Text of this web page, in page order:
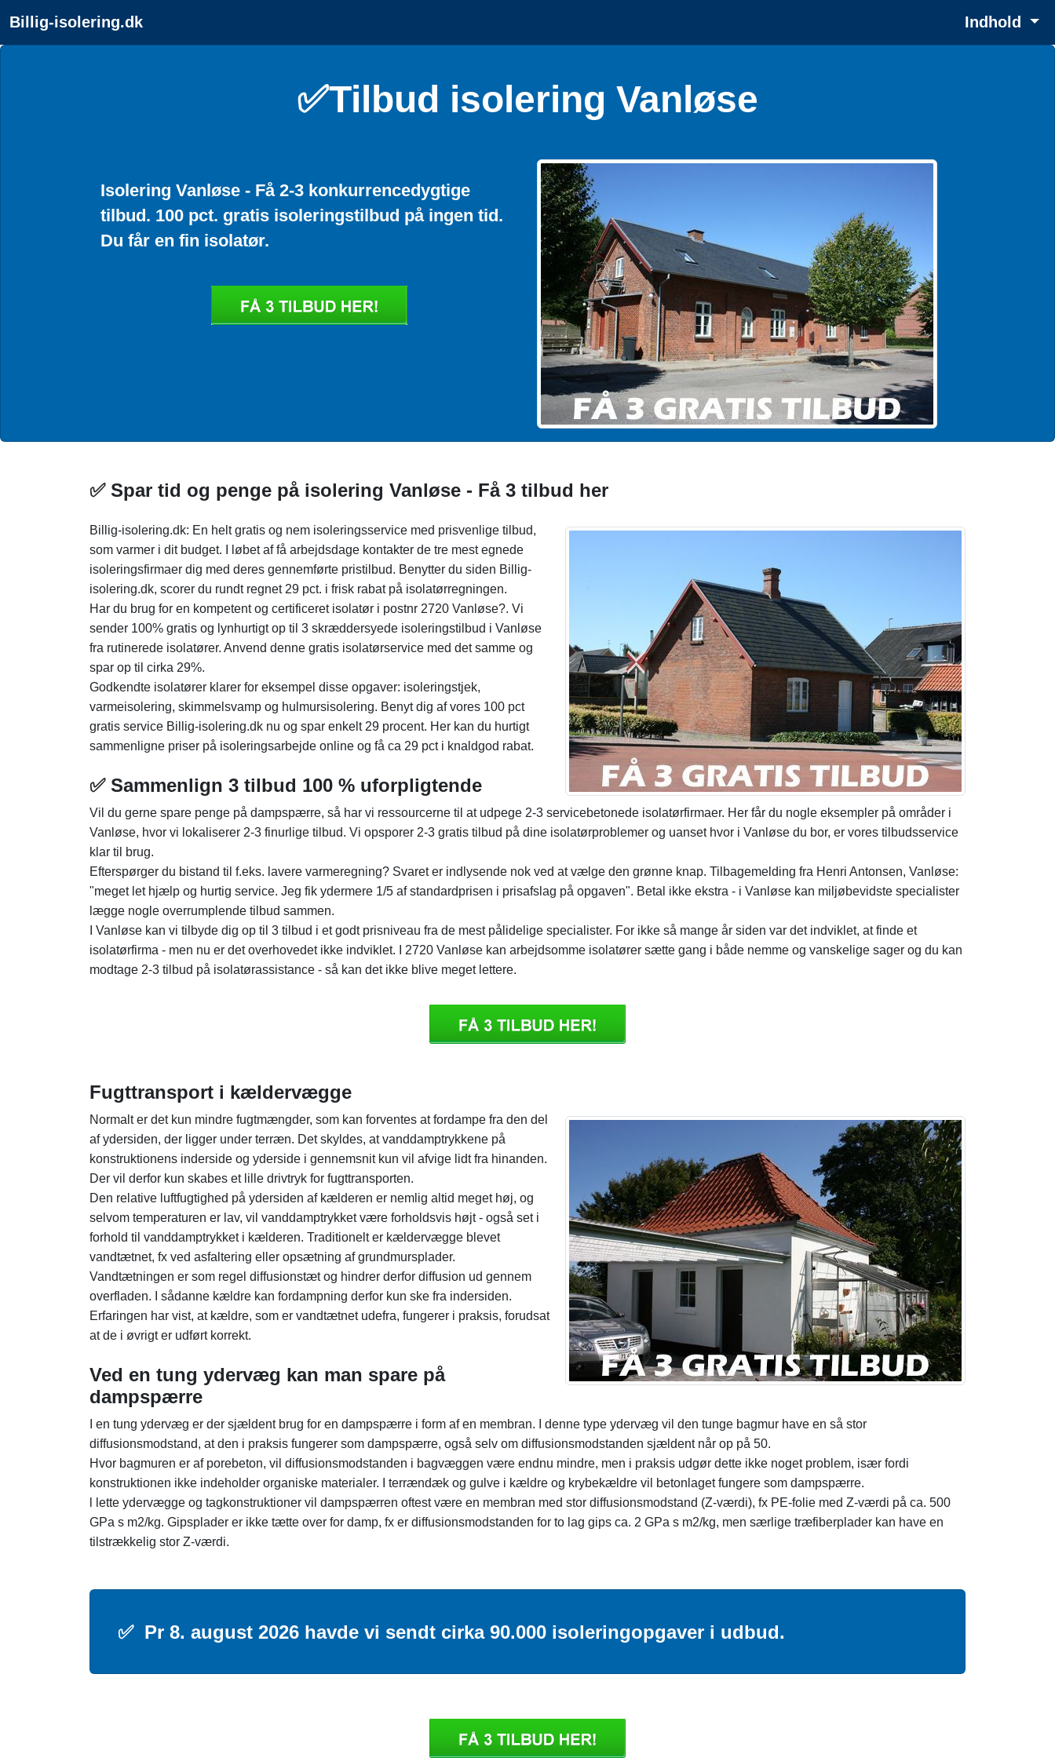
Billig-isolering.dk Indhold
✅Tilbud isolering Vanløse
Isolering Vanløse - Få 2-3 konkurrencedygtige
tilbud. 100 pct. gratis isoleringstilbud på ingen tid.
Du får en fin isolatør.
✅ Spar tid og penge på isolering Vanløse - Få 3 tilbud her
Billig-isolering.dk: En helt gratis og nem isoleringsservice med prisvenlige tilbud,
som varmer i dit budget. I løbet af få arbejdsdage kontakter de tre mest egnede
isoleringsfirmaer dig med deres gennemførte pristilbud. Benytter du siden Billig-
isolering.dk, scorer du rundt regnet 29 pct. i frisk rabat på isolatørregningen.
Har du brug for en kompetent og certificeret isolatør i postnr 2720 Vanløse?. Vi
sender 100% gratis og lynhurtigt op til 3 skræddersyede isoleringstilbud i Vanløse
fra rutinerede isolatører. Anvend denne gratis isolatørservice med det samme og
spar op til cirka 29%.
Godkendte isolatører klarer for eksempel disse opgaver: isoleringstjek,
varmeisolering, skimmelsvamp og hulmursisolering. Benyt dig af vores 100 pct
gratis service Billig-isolering.dk nu og spar enkelt 29 procent. Her kan du hurtigt
sammenligne priser på isoleringsarbejde online og få ca 29 pct i knaldgod rabat.
✅ Sammenlign 3 tilbud 100 % uforpligtende
Vil du gerne spare penge på dampspærre, så har vi ressourcerne til at udpege 2-3 servicebetonede isolatørfirmaer. Her får du nogle eksempler på områder i
Vanløse, hvor vi lokaliserer 2-3 finurlige tilbud. Vi opsporer 2-3 gratis tilbud på dine isolatørproblemer og uanset hvor i Vanløse du bor, er vores tilbudsservice
klar til brug.
Efterspørger du bistand til f.eks. lavere varmeregning? Svaret er indlysende nok ved at vælge den grønne knap. Tilbagemelding fra Henri Antonsen, Vanløse:
"meget let hjælp og hurtig service. Jeg fik ydermere 1/5 af standardprisen i prisafslag på opgaven". Betal ikke ekstra - i Vanløse kan miljøbevidste specialister
lægge nogle overrumplende tilbud sammen.
I Vanløse kan vi tilbyde dig op til 3 tilbud i et godt prisniveau fra de mest pålidelige specialister. For ikke så mange år siden var det indviklet, at finde et
isolatørfirma - men nu er det overhovedet ikke indviklet. I 2720 Vanløse kan arbejdsomme isolatører sætte gang i både nemme og vanskelige sager og du kan
modtage 2-3 tilbud på isolatørassistance - så kan det ikke blive meget lettere.
Fugttransport i kældervægge
Normalt er det kun mindre fugtmængder, som kan forventes at fordampe fra den del
af ydersiden, der ligger under terræn. Det skyldes, at vanddamptrykkene på
konstruktionens inderside og yderside i gennemsnit kun vil afvige lidt fra hinanden.
Der vil derfor kun skabes et lille drivtryk for fugttransporten.
Den relative luftfugtighed på ydersiden af kælderen er nemlig altid meget høj, og
selvom temperaturen er lav, vil vanddamptrykket være forholdsvis højt - også set i
forhold til vanddamptrykket i kælderen. Traditionelt er kældervægge blevet
vandtætnet, fx ved asfaltering eller opsætning af grundmursplader.
Vandtætningen er som regel diffusionstæt og hindrer derfor diffusion ud gennem
overfladen. I sådanne kældre kan fordampning derfor kun ske fra indersiden.
Erfaringen har vist, at kældre, som er vandtætnet udefra, fungerer i praksis, forudsat
at de i øvrigt er udført korrekt.
Ved en tung ydervæg kan man spare på
dampspærre
I en tung ydervæg er der sjældent brug for en dampspærre i form af en membran. I denne type ydervæg vil den tunge bagmur have en så stor
diffusionsmodstand, at den i praksis fungerer som dampspærre, også selv om diffusionsmodstanden sjældent når op på 50.
Hvor bagmuren er af porebeton, vil diffusionsmodstanden i bagvæggen være endnu mindre, men i praksis udgør dette ikke noget problem, især fordi
konstruktionen ikke indeholder organiske materialer. I terrændæk og gulve i kældre og krybekældre vil betonlaget fungere som dampspærre.
l lette ydervægge og tagkonstruktioner vil dampspærren oftest være en membran med stor diffusionsmodstand (Z-værdi), fx PE-folie med Z-værdi på ca. 500
GPa s m2/kg. Gipsplader er ikke tætte over for damp, fx er diffusionsmodstanden for to lag gips ca. 2 GPa s m2/kg, men særlige træfiberplader kan have en
tilstrækkelig stor Z-værdi.
✅ Pr 8. august 2026 havde vi sendt cirka 90.000 isoleringopgaver i udbud.